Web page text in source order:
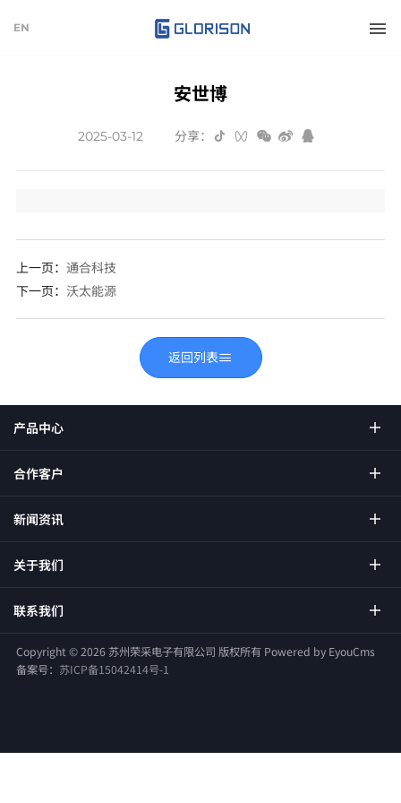
EN
安世博
2025-03-12 分享：
上一页： 通合科技
下一页： 沃太能源
返回列表
产品中心
合作客户
新闻资讯
关于我们
联系我们
Copyright ©2026 苏州荣采电子有限公司 版权所有Powered by EyouCms
备案号： 苏ICP备15042414号-1